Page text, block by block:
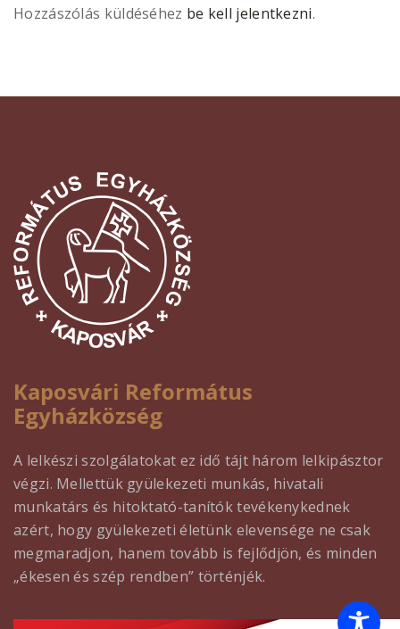
Hozzászólás küldéséhez be kell jelentkezni.
Kaposvári Református
Egyházközség
A lelkészi szolgálatokat ez idő tájt három lelkipásztor
végzi. Mellettük gyülekezeti munkás, hivatali
munkatárs és hitoktató-tanítók tevékenykednek
azért, hogy gyülekezeti életünk elevensége ne csak
megmaradjon, hanem tovább is fejlődjön, és minden
„ékesen és szép rendben” történjék.